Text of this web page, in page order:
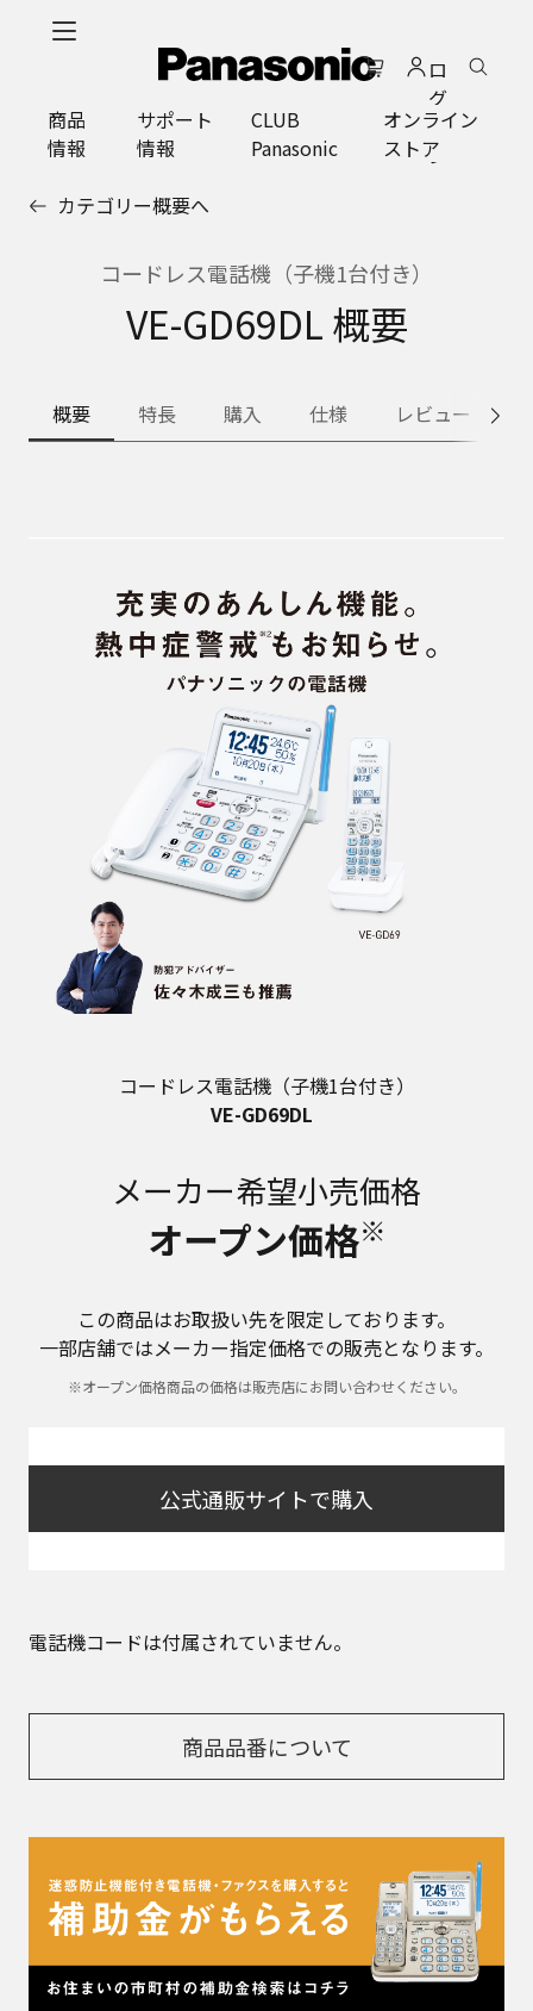
ロ
グ
イ
ン
商品
情報
サポート
情報
CLUB
Panasonic
オンライン
ストア
カテゴリー概要へ
コードレス電話機（子機1台付き）
VE-GD69DL 概要
概要 特長 購入 仕様 レビュー
コードレス電話機（子機1台付き）
VE-GD69DL
メーカー希望小売価格
オープン価格※
この商品はお取扱い先を限定しております。
一部店舗ではメーカー指定価格での販売となります。
※オープン価格商品の価格は販売店にお問い合わせください。
公式通販サイトで購入
電話機コードは付属されていません。
商品品番について